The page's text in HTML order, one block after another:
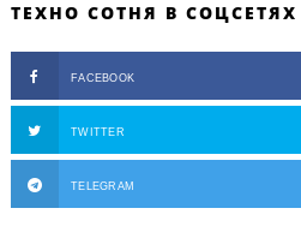
ТЕХНО СОТНЯ В СОЦСЕТЯХ
FACEBOOK
TWITTER
TELEGRAM